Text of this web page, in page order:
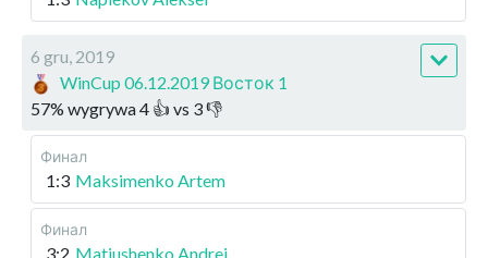
6 gru, 2019
WinCup 06.12.2019 Восток 1
57% wygrywa4 👍 vs 3👎
Финал
1:3 Maksimenko Artem
Финал
3:2 Matiushenko Andrei